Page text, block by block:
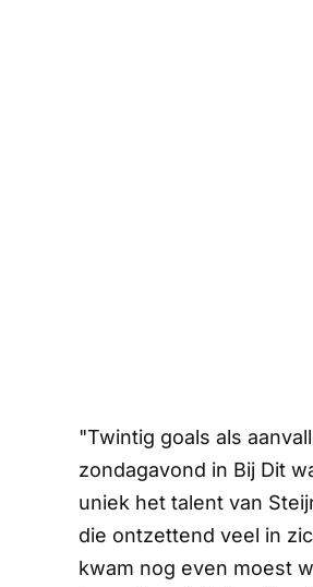
"Twintig goals als
zondagavond in Bij Dit
uniek het talent van
die ontzettend veel in
kwam nog even moest